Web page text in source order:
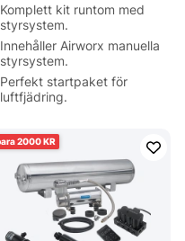
Komplett kit runtom med
styrsystem.
Innehåller Airworx manuella
styrsystem.
Perfekt startpaket för
luftfjädring.
2000